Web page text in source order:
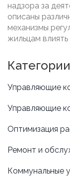
надзора за
описаны
механизмы
жильцам
улучшения
Категории
Управляющие
Управляющие
Оптимизация
Ремонт и
Коммунальные